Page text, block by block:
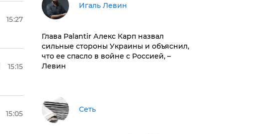
15:27
15:15
15:05
Игаль Левин
Глава Palantir Алекс Карп назвал
сильные стороны Украины и объяснил,
что ее спасло в войне с Россией, –
Левин
Сеть